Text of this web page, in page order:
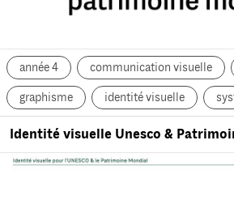
année 4 communication visuelle
graphisme identité visuelle
Identité visuelle Unesco &